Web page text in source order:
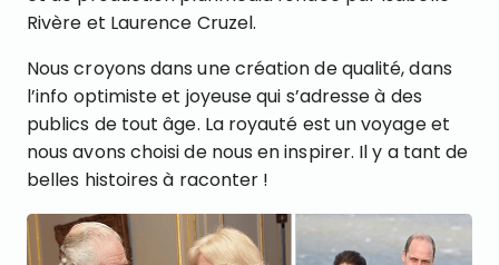
Rivère et Laurence Cruzel.
Nous croyons dans une création de qualité, dans
l’info optimiste et joyeuse qui s’adresse à des
publics de tout âge. La royauté est un voyage et
nous avons choisi de nous en inspirer. Il y a tant de
belles histoires à raconter !